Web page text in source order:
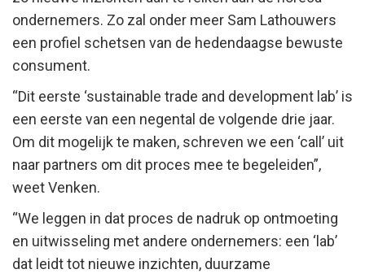
ondernemers. Zo zal onder meer Sam Lathouwers
een profiel schetsen van de hedendaagse bewuste
consument.
“Dit eerste ‘sustainable trade and development lab’ is
een eerste van een negental de volgende drie jaar.
Om dit mogelijk te maken, schreven we een ‘call’ uit
naar partners om dit proces mee te begeleiden”,
weet Venken.
“We leggen in dat proces de nadruk op ontmoeting
en uitwisseling met andere ondernemers: een ‘lab’
dat leidt tot nieuwe inzichten, duurzame